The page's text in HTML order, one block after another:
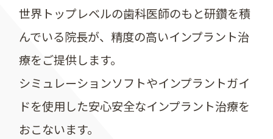
世界トップレベルの歯科医師のもと研鑽を積
んでいる院長が、 精度の高いインプラント治
療をご提供します。
シミュレーションソフトやインプラントガイ
ドを使用した安心安全なインプラント治療を
おこないます。